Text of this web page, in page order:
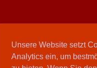
Unsere Website setzt
Analytics ein, um